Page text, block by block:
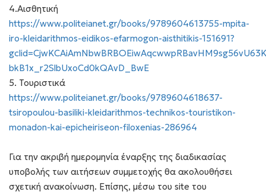
4.Αισθητική
https://www.politeianet.gr/books/9789604613755-mpita-
iro-kleidarithmos-eidikos-efarmogon-aisthitikis-151691?
bkB1x_r2SlbUxoCd0kQAvD_BwE
5. Τουριστικά
https://www.politeianet.gr/books/9789604618637-
tsiropoulou-basiliki-kleidarithmos-technikos-touristikon-
monadon-kai-epicheiriseon-filoxenias-286964
Για την ακριβή ημερομηνία έναρξης της διαδικασίας
υποβολής των αιτήσεων συμμετοχής θα ακολουθήσει
σχετική ανακοίνωση. Επίσης, μέσω του site του